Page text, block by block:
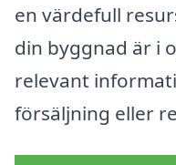
en värdefull
din byggnad är i
relevant
försäljning eller